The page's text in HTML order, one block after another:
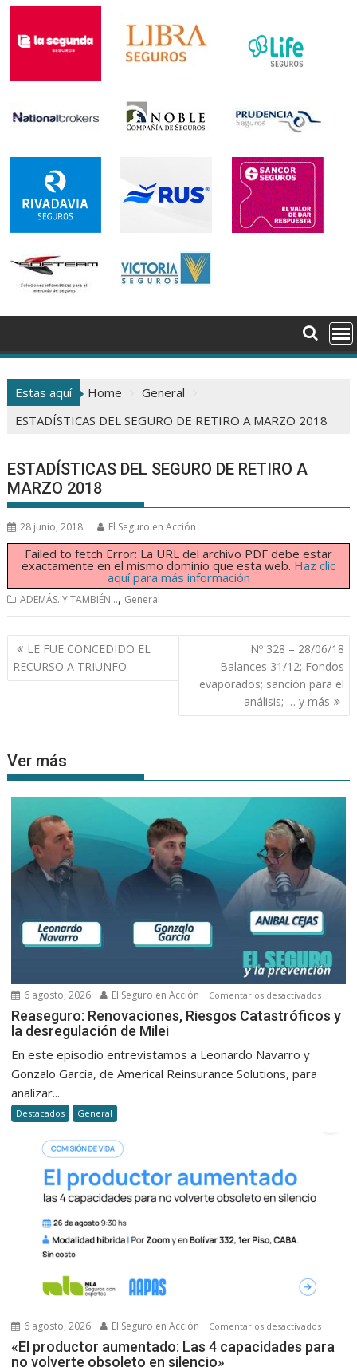
Estas aquí Home
General
ESTADÍSTICAS DEL SEGURO DE RETIRO A MARZO 2018
ESTADÍSTICAS DEL SEGURO DE RETIRO A
MARZO 2018
28 junio, 2018 El Seguro en Acción
Failed to fetch Error: La URL del archivo PDF debe estar
exactamente en el mismo dominio que esta web. Haz clic
aquí para más información
ADEMÁS. Y TAMBIÉN..., General
Navegación
de
entradas
LE FUE CONCEDIDO EL
RECURSO A TRIUNFO
Nº 328 – 28/06/18
Balances 31/12; Fondos
evaporados; sanción para el
análisis; … y más
Ver más
6 agosto, 2026 El Seguro en Acción Comentarios desactivadosen
Reaseguro: Renovaciones, Riesgos Catastróficos y
la desregulación de Milei
En este episodio entrevistamos a Leonardo Navarro y
Gonzalo García, de Americal Reinsurance Solutions, para
analizar...
Destacados General
6 agosto, 2026 El Seguro en Acción Comentarios desactivadosen
«El
«El productor aumentado: Las 4 capacidades para
no volverte obsoleto en silencio»